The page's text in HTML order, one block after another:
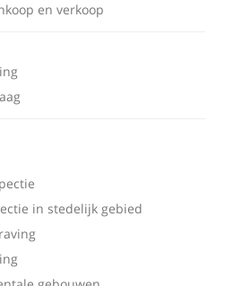
en verkoop
in stedelijk gebied